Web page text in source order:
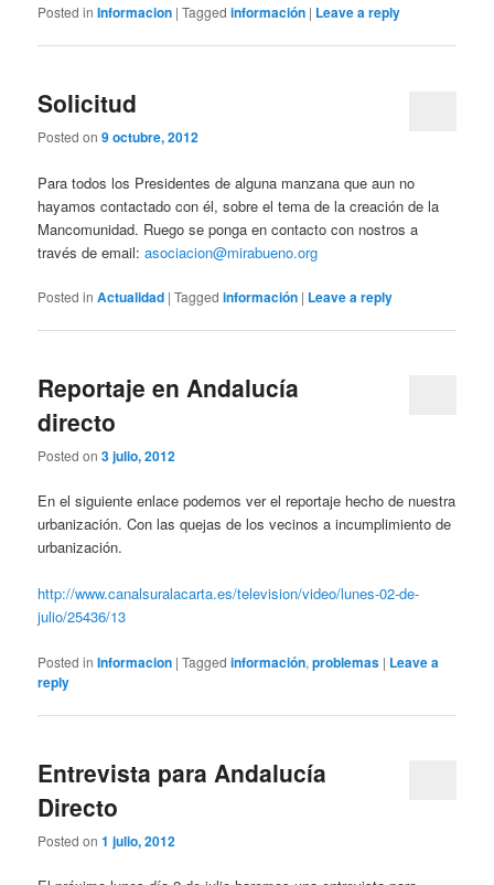
Posted in Informacion |Tagged información | Leave a reply
Solicitud
Posted on9 octubre, 2012
Para todos los Presidentes de alguna manzana que aun no
hayamos contactado con él, sobre el tema de la creación de la
Mancomunidad. Ruego se ponga en contacto con nostros a
través de email:asociacion@mirabueno.org
Posted in Actualidad |Tagged información | Leave a reply
Reportaje en Andalucía
directo
Posted on3 julio, 2012
En el siguiente enlace podemos ver el reportaje hecho de nuestra
urbanización. Con las quejas de los vecinos a incumplimiento de
urbanización.
http://www.canalsuralacarta.es/television/video/lunes-02-de-
julio/25436/13
Posted in Informacion |Tagged información,problemas | Leave a
reply
Entrevista para Andalucía
Directo
Posted on1 julio, 2012